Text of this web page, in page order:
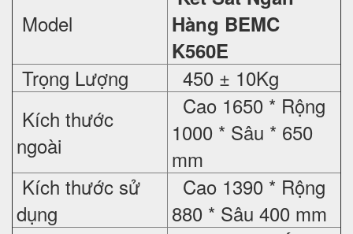
Model
Hàng BEMC
K560E
Trọng Lượng
450 ± 10Kg
Kích thước
ngoài
Cao 1650 * Rộng
1000 * Sâu * 650
mm
Kích thước sử
dụng
Cao 1390 * Rộng
880 * Sâu 400 mm